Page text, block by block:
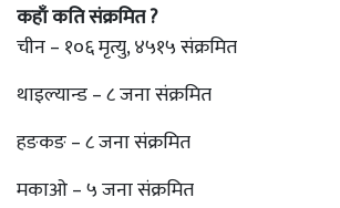
कहाँ कति संक्रमित ?
चीन – १०६ मृत्यु, ४५१५ संक्रमित
थाइल्यान्ड – ८ जना संक्रमित
हङकङ – ८ जना संक्रमित
मकाओ – ५ जना संक्रमित